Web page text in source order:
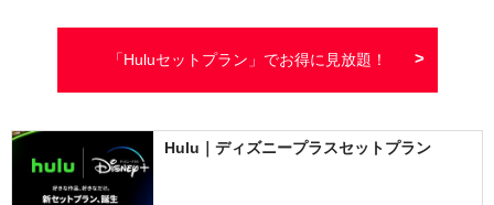
「Huluセットプラン」でお得に見放題！
Hulu｜ディズニープラスセットプラン